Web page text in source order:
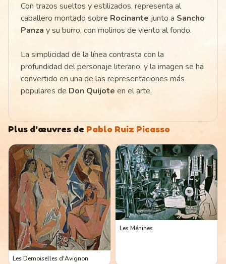
Con trazos sueltos y estilizados, representa al
caballero montado sobre Rocinante junto a Sancho
Panza y su burro, con molinos de viento al fondo.
La simplicidad de la línea contrasta con la
profundidad del personaje literario, y la imagen se ha
convertido en una de las representaciones más
populares de Don Quijote en el arte.
Plus d'œuvres de Pablo Ruiz Picasso
Les Demoiselles d'Avignon
Les Ménines